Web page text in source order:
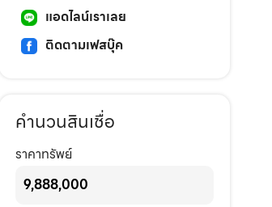
แอดไลน์เราเลย
ติดตามเฟสบุ๊ค
คำนวนสินเชื่อ
ราคาทรัพย์